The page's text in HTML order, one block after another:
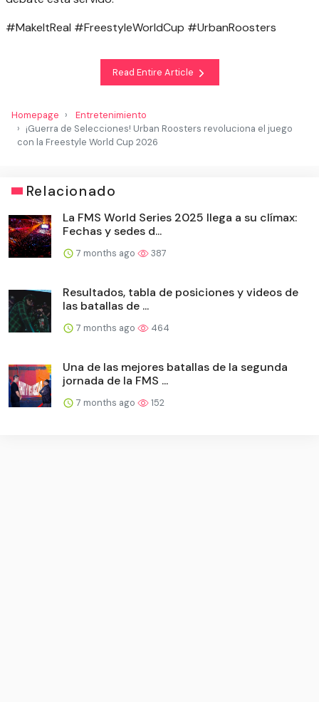
#MakeItReal #FreestyleWorldCup #UrbanRoosters
Read Entire Article
Homepage
Entretenimiento
¡Guerra de Selecciones! Urban Roosters revoluciona el juego
con la Freestyle World Cup 2026
Relacionado
La FMS World Series 2025 llega a su clímax:
Fechas y sedes d...
7 months ago 387
Resultados, tabla de posiciones y videos de
las batallas de ...
7 months ago 464
Una de las mejores batallas de la segunda
jornada de la FMS ...
7 months ago 152